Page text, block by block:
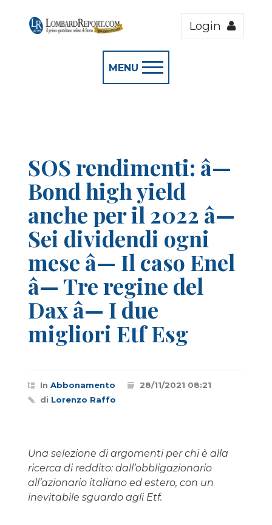
Login
MENU
SOS rendimenti: â—
Bond high yield
anche per il 2022 â—
Sei dividendi ogni
mese â— Il caso Enel
â— Tre regine del
Dax â— I due
migliori Etf Esg
In Abbonamento
28/11/2021 08:21
di Lorenzo Raffo
Una selezione di argomenti per chi è alla
ricerca di reddito: dall’obbligazionario
all’azionario italiano ed estero, con un
inevitabile sguardo agli Etf.